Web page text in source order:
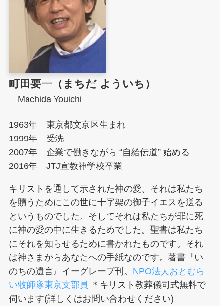
町田要一（まちだ よういち）
Machida Youichi
1963年 東京都文京区生まれ
1999年 受洗
2007年 企業で働きながら “自給伝道” 始める
2016年 JTJ宣教神学校卒業
キリストを通して示された神の愛、それは私たち
を贖うためにこの世に十字架の御子イエスを送る
というものでした。そしてそれは私たちが罪に死
に神の愛の中に生きるためでした。聖書は私たち
にそれを知らせるために書かれたものです。それ
は神さまからあなたへの手紙なのです。著書『い
のちの遺言』イーグレープ刊。 NPO法人おとむら
い牧師隊東京支部員 ＊キリスト教葬儀司式無料で
伺います(詳しくはお問い合わせください)